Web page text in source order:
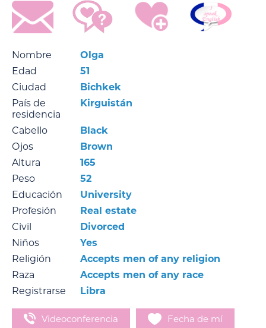
Nombre
Olga
Edad
51
Ciudad
Bichkek
País de
residencia
Kirguistán
Cabello
Black
Ojos
Brown
Altura
165
Peso
52
Educación
University
Profesión
Real estate
Civil
Divorced
Niños
Yes
Religión
Accepts men of any religion
Raza
Accepts men of any race
Registrarse
Libra
Videoconferencia Fecha de mí